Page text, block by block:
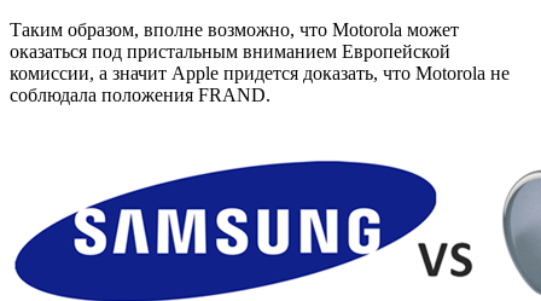
Таким образом, вполне возможно, что Motorola может
оказаться под пристальным вниманием Европейской
комиссии, а значит Apple придется доказать, что Motorola не
соблюдала положения FRAND.